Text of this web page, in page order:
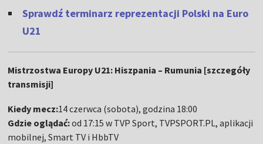
Sprawdź terminarz reprezentacji Polski na Euro
U21
Mistrzostwa Europy U21: Hiszpania – Rumunia [szczegóły
transmisji]
Kiedy mecz:14 czerwca (sobota), godzina 18:00
Gdzie oglądać:od 17:15 w TVP Sport, TVPSPORT.PL, aplikacji
mobilnej, Smart TV i HbbTV